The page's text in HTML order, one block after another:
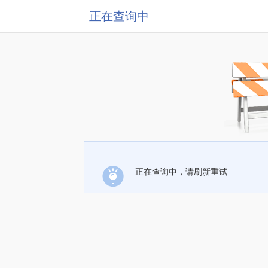
正在查询中
正在查询中，请刷新重试